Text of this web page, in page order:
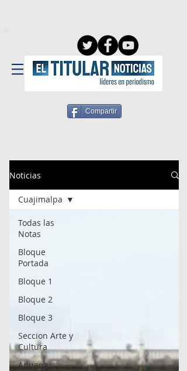
Compartir
Noticias
Todas las
Notas
Bloque
Portada
Bloque 1
Bloque 2
Bloque 3
Seccion Arte y
Cultura
Aduanas
Cuajimalpa